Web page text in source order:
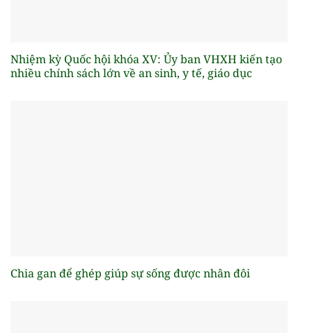
Nhiệm kỳ Quốc hội khóa XV: Ủy ban VHXH kiến tạo
nhiều chính sách lớn về an sinh, y tế, giáo dục
Chia gan để ghép giúp sự sống được nhân đôi